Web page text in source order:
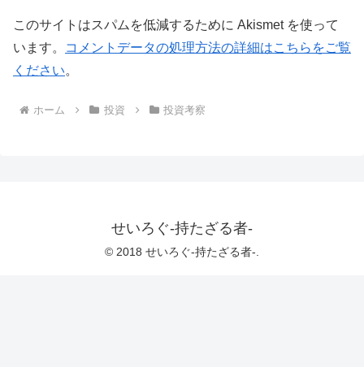
このサイトはスパムを低減するために Akismet を使って
います。
コメントデータの処理方法の詳細はこちらをご覧
ください。
ホーム 投資 投資考察
せいろぐ-持たざる者-
© 2018 せいろぐ-持たざる者-.